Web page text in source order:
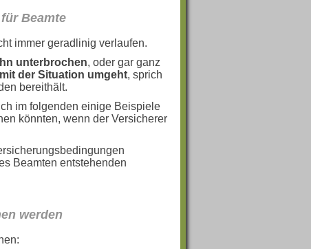
Beamte
immer geradlinig verlaufen.
unterbrochen, oder gar ganz
der Situation umgeht, sprich
bereithält.
im folgenden einige Beispiele
könnten, wenn der Versicherer
Beamten entstehenden
werden